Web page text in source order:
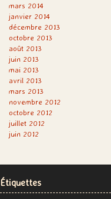
mars 2014
janvier 2014
décembre 2013
octobre 2013
août 2013
juin 2013
mai 2013
avril 2013
mars 2013
novembre 2012
octobre 2012
juillet 2012
juin 2012
Étiquettes